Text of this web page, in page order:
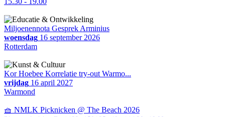
Miljoenennota Gesprek Arminius
woensdag 16 september 2026
Rotterdam
Kor Hoebee Korrelatie try-out Warmo...
vrijdag 16 april 2027
Warmond
🧺 NMLK Picknicken @ The Beach 2026